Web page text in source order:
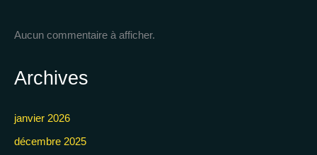
Aucun commentaire à afficher.
Archives
janvier 2026
décembre 2025